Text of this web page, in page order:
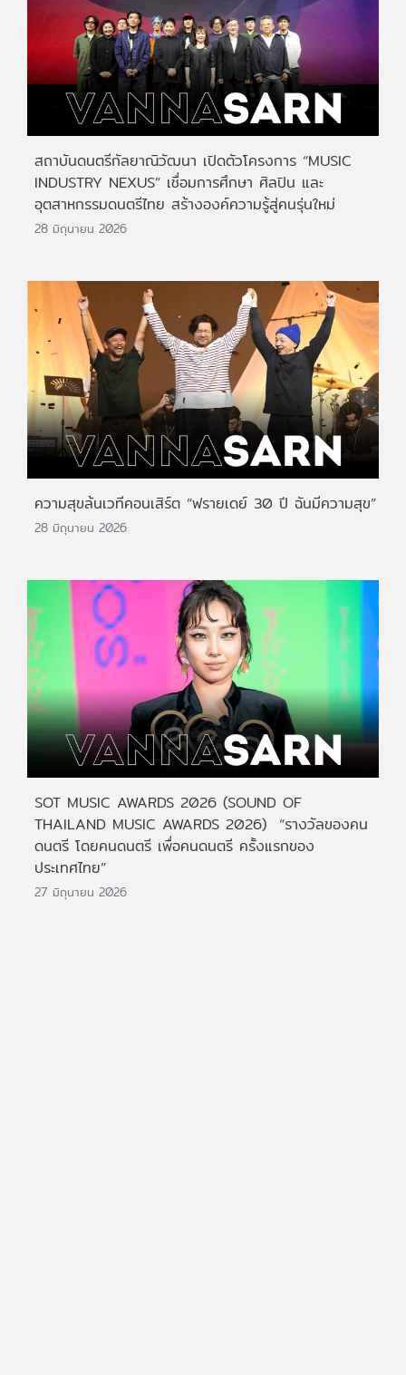
สถาบันดนตรีกัลยาณิวัฒนา เปิดตัวโครงการ “MUSIC
INDUSTRY NEXUS” เชื่อมการศึกษา ศิลปิน และ
อุตสาหกรรมดนตรีไทย สร้างองค์ความรู้สู่คนรุ่นใหม่
28 มิถุนายน 2026
ความสุขล้นเวทีคอนเสิร์ต “ฟรายเดย์ 30 ปี ฉันมีความสุข”
28 มิถุนายน 2026
SOT MUSIC AWARDS 2026 (SOUND OF
THAILAND MUSIC AWARDS 2026) “รางวัลของคน
ดนตรี โดยคนดนตรี เพื่อคนดนตรี ครั้งแรกของ
ประเทศไทย”
27 มิถุนายน 2026